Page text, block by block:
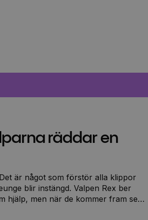
räddar en
är något som förstör alla klippor
blir instängd. Valpen Rex ber
hjälp, men när de kommer fram ser